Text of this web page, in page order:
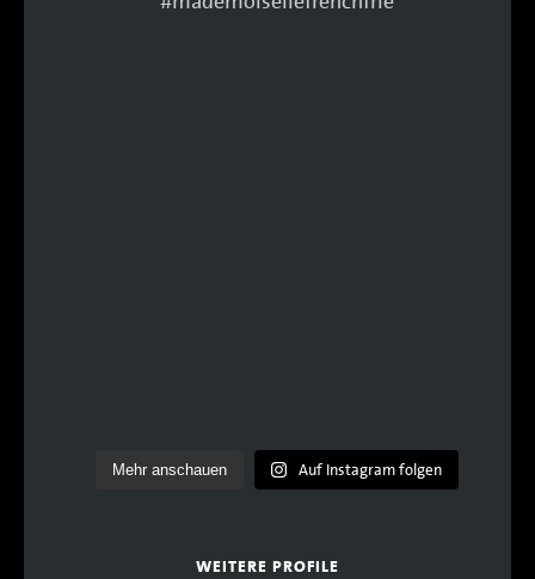
Mehr anschauen Auf Instagram folgen
WEITERE PROFILE